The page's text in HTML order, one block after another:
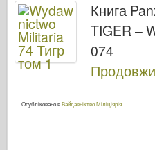
Книга
TIGER –
074
Опубліковано вВайдавніктво Міліціярія